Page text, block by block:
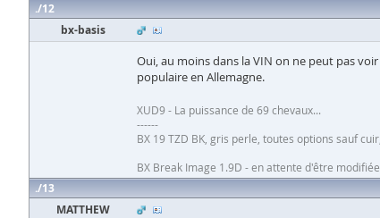
12
bx-basis
Oui, au moins dans la VIN on ne peut pas
populaire en Allemagne.
XUD9 - La puissance de 69 chevaux...
------
BX 19 TZD BK, gris perle, toutes options sauf
BX Break Image 1.9D - en attente d'être
13
MATTHEW